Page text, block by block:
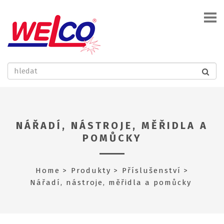
NÁŘADÍ, NÁSTROJE, MĚŘIDLA A
POMŮCKY
Home Produkty
Příslušenství
Nářadí, nástroje, měřidla a pomůcky